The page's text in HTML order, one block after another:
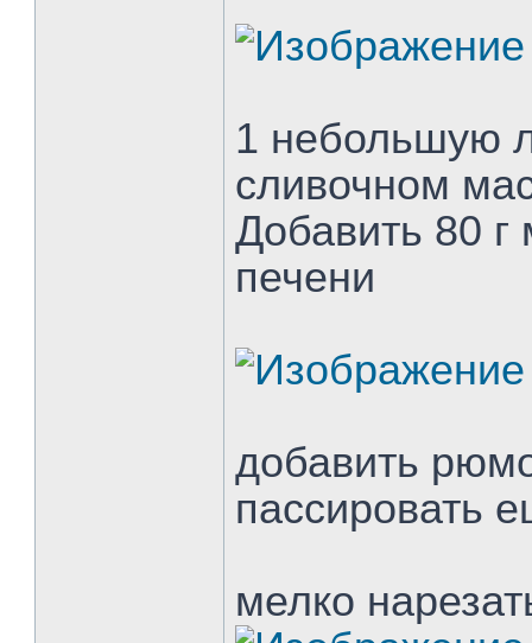
1 небольшую
сливочном
Добавить 80 г
печени
добавить
пассировать
мелко